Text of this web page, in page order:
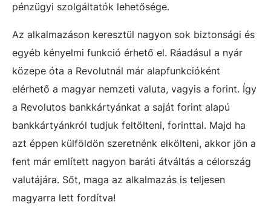
pénzügyi szolgáltatók lehetősége.
Az alkalmazáson keresztül nagyon sok biztonsági és
egyéb kényelmi funkció érhető el. Ráadásul a nyár
közepe óta a Revolutnál már alapfunkcióként
elérhető a magyar nemzeti valuta, vagyis a forint. Így
a Revolutos bankkártyánkat a saját forint alapú
bankkártyánkról tudjuk feltölteni, forinttal. Majd ha
azt éppen külföldön szeretnénk elkölteni, akkor jön a
fent már említett nagyon baráti átváltás a célország
valutájára. Sőt, maga az alkalmazás is teljesen
magyarra lett fordítva!